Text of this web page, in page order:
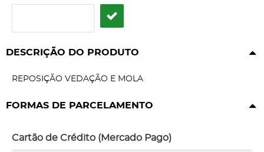
DESCRIÇÃO DO PRODUTO
REPOSIÇÃO VEDAÇÃO E MOLA
FORMAS DE PARCELAMENTO
Cartão de Crédito (Mercado Pago)